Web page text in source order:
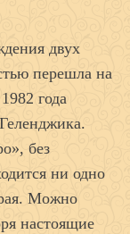
двух
перешла на
года
без
ни одно
Можно
настоящие